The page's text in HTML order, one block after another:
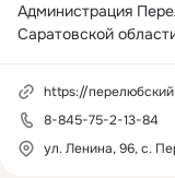
Администрация
Саратовской
https://
8-845-75-2-13-84
ул. Ленина, 96, с.